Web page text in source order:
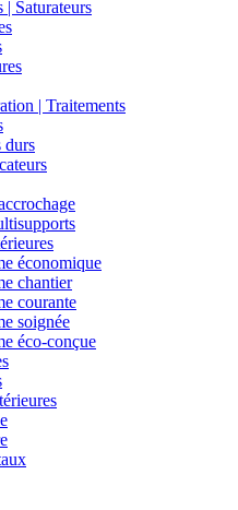
| Saturateurs
| Traitements
durs
économique
chantier
courante
soignée
éco-conçue